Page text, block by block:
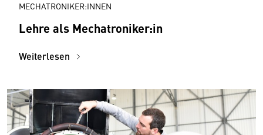
MECHATRONIKER:INNEN
Lehre als Mechatroniker:in
Weiterlesen